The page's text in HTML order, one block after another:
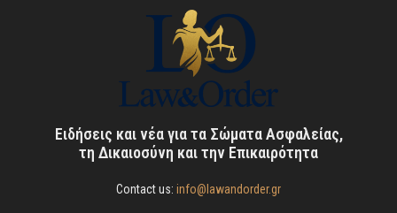
Ειδήσεις και νέα για τα Σώματα Ασφαλείας,
τη Δικαιοσύνη και την Επικαιρότητα
Contact us: info@lawandorder.gr